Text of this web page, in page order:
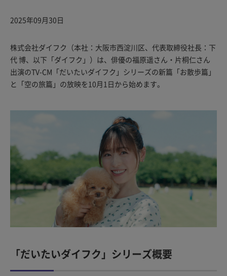
2025年09月30日
株式会社ダイフク（本社：大阪市西淀川区、代表取締役社長：下
代 博、以下「ダイフク」）は、俳優の福原遥さん・片桐仁さん
出演のTV-CM「だいたいダイフク」シリーズの新篇「お散歩篇」
と「空の旅篇」の放映を10月1日から始めます。
「だいたいダイフク」シリーズ概要